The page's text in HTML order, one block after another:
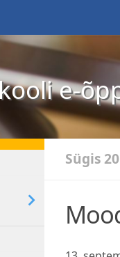
e-
Sügis